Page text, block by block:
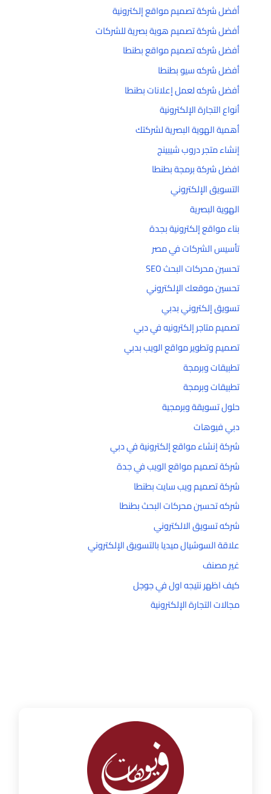
أفضل شركة تصميم مواقع إلكترونية
أفضل شركة تصميم هوية بصرية للشركات
أفضل شركه تصميم مواقع بطنطا
أفضل شركه سيو بطنطا
أفضل شركه لعمل إعلانات بطنطا
أنواع التجارة الإلكترونية
أهمية الهوية البصرية لشركتك
إنشاء متجر دروب شيبينج
افضل شركة برمجة بطنطا
التسويق الإلكتروني
الهوية البصرية
بناء مواقع إلكترونية بجدة
تأسيس الشركات في مصر
تحسين محركات البحث SEO
تحسين موقعك الإلكتروني
تسويق إلكتروني بدبي
تصميم متاجر إلكترونيه في دبي
تصميم وتطوير مواقع الويب بدبي
تطبيقات وبرمجة
تطبيقات وبرمجة
حلول تسويقة وبرمجية
دبي فيوهات
شركة إنشاء مواقع إلكترونية في دبي
شركة تصميم مواقع الويب في جدة
شركة تصميم ويب سايت بطنطا
شركه تحسين محركات البحث بطنطا
شركه تسويق الالكتروني
علاقة السوشيال ميديا بالتسويق الإلكتروني
غير مصنف
كيف اظهر نتيجه اول في جوجل
مجالات التجارة الإلكترونية